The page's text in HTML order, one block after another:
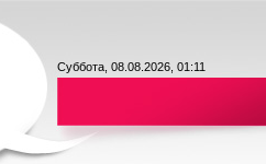
Суббота, 08.08.2026, 01:11